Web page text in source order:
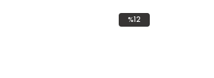
%12